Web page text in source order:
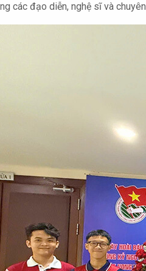
các đạo diễn, nghệ sĩ và